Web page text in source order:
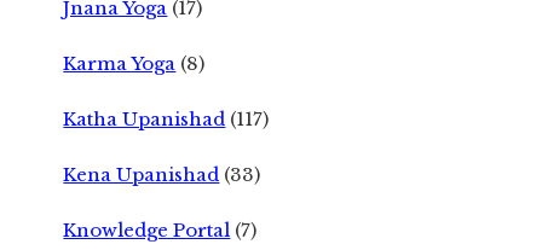
Jnana Yoga (17)
Karma Yoga (8)
Katha Upanishad (117)
Kena Upanishad (33)
Knowledge Portal (7)